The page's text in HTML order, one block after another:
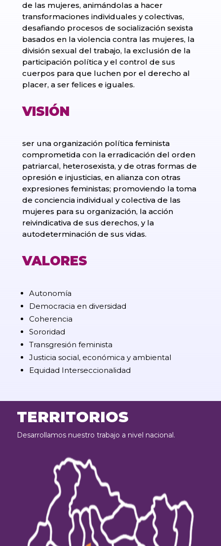
de las mujeres, animándolas a hacer
transformaciones individuales y colectivas,
desafiando procesos de socialización sexista
basados en la violencia contra las mujeres, la
división sexual del trabajo, la exclusión de la
participación política y el control de sus
cuerpos para que luchen por el derecho al
placer, a ser felices e iguales.
VISIÓN
ser una organización política feminista
comprometida con la erradicación del orden
patriarcal, heterosexista, y de otras formas de
opresión e injusticias, en alianza con otras
expresiones feministas; promoviendo la toma
de conciencia individual y colectiva de las
mujeres para su organización, la acción
reivindicativa de sus derechos, y la
autodeterminación de sus vidas.
VALORES
Autonomía
Democracia en diversidad
Coherencia
Sororidad
Transgresión feminista
Justicia social, económica y ambiental
Equidad Interseccionalidad
TERRITORIOS
Desarrollamos nuestro trabajo a nivel nacional.